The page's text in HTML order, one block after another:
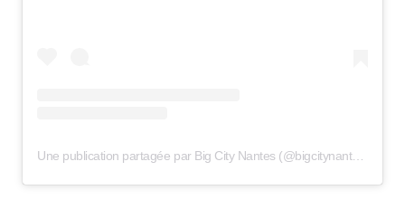
Une publication partagée par Big City Nantes (@bigcitynantes)